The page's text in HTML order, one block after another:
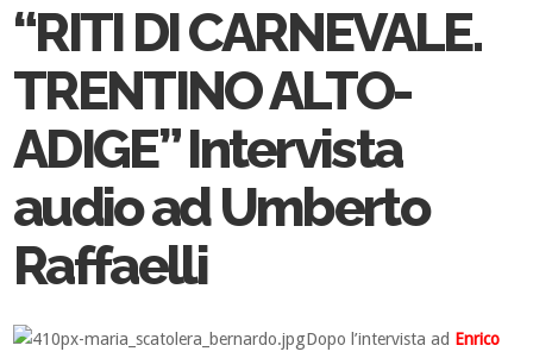
“RITI DI CARNEVALE.
TRENTINO ALTO-
ADIGE” Intervista
audio ad Umberto
Raffaelli
Dopo l’intervista ad Enrico